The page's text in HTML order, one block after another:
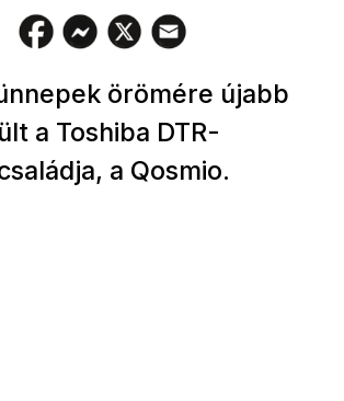
örömére újabb
a Toshiba DTR-
a Qosmio.